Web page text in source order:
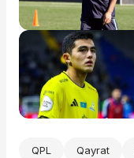
QPL Qayrat